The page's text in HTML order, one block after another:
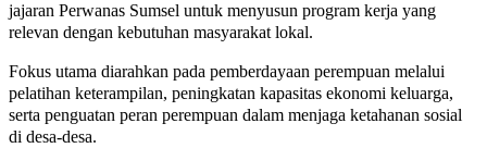
jajaran Perwanas Sumsel untuk menyusun program kerja yang
relevan dengan kebutuhan masyarakat lokal.
Fokus utama diarahkan pada pemberdayaan perempuan melalui
pelatihan keterampilan, peningkatan kapasitas ekonomi keluarga,
serta penguatan peran perempuan dalam menjaga ketahanan sosial
di desa-desa.